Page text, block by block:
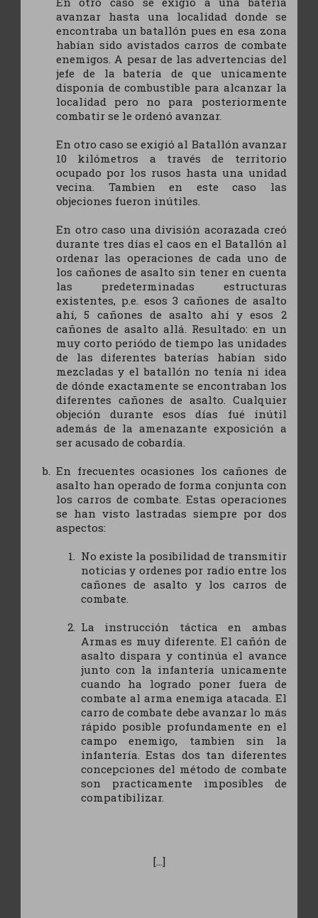
avanzar hasta una localidad donde se
encontraba un batallón pues en esa zona
habían sido avistados carros de combate
enemigos. A pesar de las advertencias del
jefe de la batería de que unicamente
disponía de combustible para alcanzar la
localidad pero no para posteriormente
combatir se le ordenó avanzar.
En otro caso se exigió al Batallón avanzar
10 kilómetros a través de territorio
ocupado por los rusos hasta una unidad
vecina. Tambien en este caso las
objeciones fueron inútiles.
En otro caso una división acorazada creó
durante tres días el caos en el Batallón al
ordenar las operaciones de cada uno de
los cañones de asalto sin tener en cuenta
las predeterminadas estructuras
existentes, p.e. esos 3 cañones de asalto
ahí, 5 cañones de asalto ahí y esos 2
cañones de asalto allá. Resultado: en un
muy corto periódo de tiempo las unidades
de las diferentes baterías habían sido
mezcladas y el batallón no tenía ni idea
de dónde exactamente se encontraban los
diferentes cañones de asalto. Cualquier
objeción durante esos días fué inútil
además de la amenazante exposición a
ser acusado de cobardía.
En frecuentes ocasiones los cañones de
asalto han operado de forma conjunta con
los carros de combate. Estas operaciones
se han visto lastradas siempre por dos
aspectos:
No existe la posibilidad de transmitir
noticias y ordenes por radio entre los
cañones de asalto y los carros de
combate.
La instrucción táctica en ambas
Armas es muy diferente. El cañón de
asalto dispara y continúa el avance
junto con la infantería unicamente
cuando ha logrado poner fuera de
combate al arma enemiga atacada. El
carro de combate debe avanzar lo más
rápido posible profundamente en el
campo enemigo, tambien sin la
infantería. Estas dos tan diferentes
concepciones del método de combate
son practicamente imposibles de
compatibilizar.
[...]